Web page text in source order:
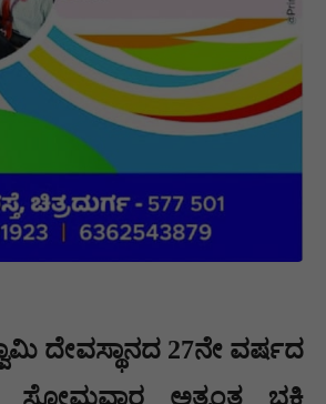
ದೇವಸ್ಥಾನದ 27ನೇ ವರ್ಷದ
ಸೋಮವಾರ ಅತ್ಯಂತ ಭಕ್ತಿ